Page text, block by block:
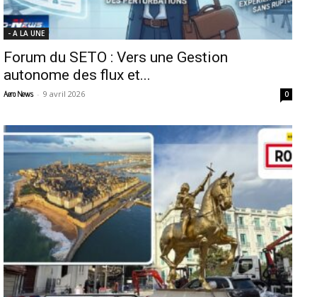
- A LA UNE
Forum du SETO : Vers une Gestion
autonome des flux et...
Aero News - 9 avril 2026 0